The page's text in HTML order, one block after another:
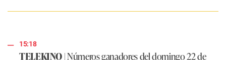
15:18
TELEKINO| Números ganadores del domingo 22 de